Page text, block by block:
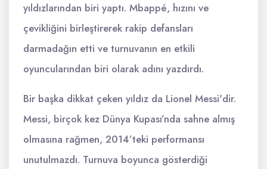
yıldızlarından biri yaptı. Mbappé, hızını ve
çevikliğini birleştirerek rakip defansları
darmadağın etti ve turnuvanın en etkili
oyuncularından biri olarak adını yazdırdı.
Bir başka dikkat çeken yıldız da Lionel Messi'dir.
Messi, birçok kez Dünya Kupası’nda sahne almış
olmasına rağmen, 2014’teki performansı
unutulmazdı. Turnuva boyunca gösterdiği